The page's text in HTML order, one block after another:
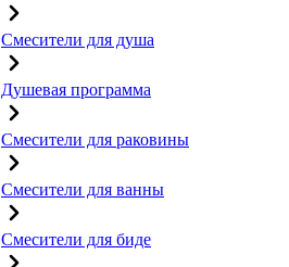
Смесители для душа
Душевая программа
Смесители для раковины
Смесители для ванны
Смесители для биде